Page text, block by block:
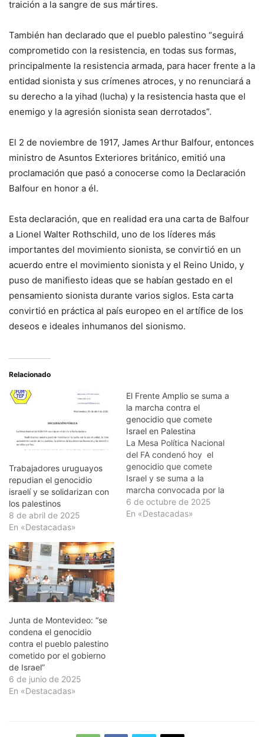
traición a la sangre de sus mártires.
También han declarado que el pueblo palestino “seguirá
comprometido con la resistencia, en todas sus formas,
principalmente la resistencia armada, para hacer frente a la
entidad sionista y sus crímenes atroces, y no renunciará a
su derecho a la yihad (lucha) y la resistencia hasta que el
enemigo y la agresión sionista sean derrotados”.
El 2 de noviembre de 1917, James Arthur Balfour, entonces
ministro de Asuntos Exteriores británico, emitió una
proclamación que pasó a conocerse como la Declaración
Balfour en honor a él.
Esta declaración, que en realidad era una carta de Balfour
a Lionel Walter Rothschild, uno de los líderes más
importantes del movimiento sionista, se convirtió en un
acuerdo entre el movimiento sionista y el Reino Unido, y
puso de manifiesto ideas que se habían gestado en el
pensamiento sionista durante varios siglos. Esta carta
convirtió en práctica al país europeo en el artífice de los
deseos e ideales inhumanos del sionismo.
Relacionado
Trabajadores uruguayos
repudian el genocidio
israelí y se solidarizan con
los palestinos
8 de abril de 2025
En «Destacadas»
El Frente Amplio se suma a
la marcha contra el
genocidio que comete
Israel en Palestina
La Mesa Política Nacional
del FA condenó hoy el
genocidio que comete
Israel y se suma a la
marcha convocada por la
Coordinación por
Palestina-Uruguay para el
6 de octubre de 2025
En «Destacadas»
Junta de Montevideo: “se
condena el genocidio
contra el pueblo palestino
cometido por el gobierno
de Israel”
6 de junio de 2025
En «Destacadas»